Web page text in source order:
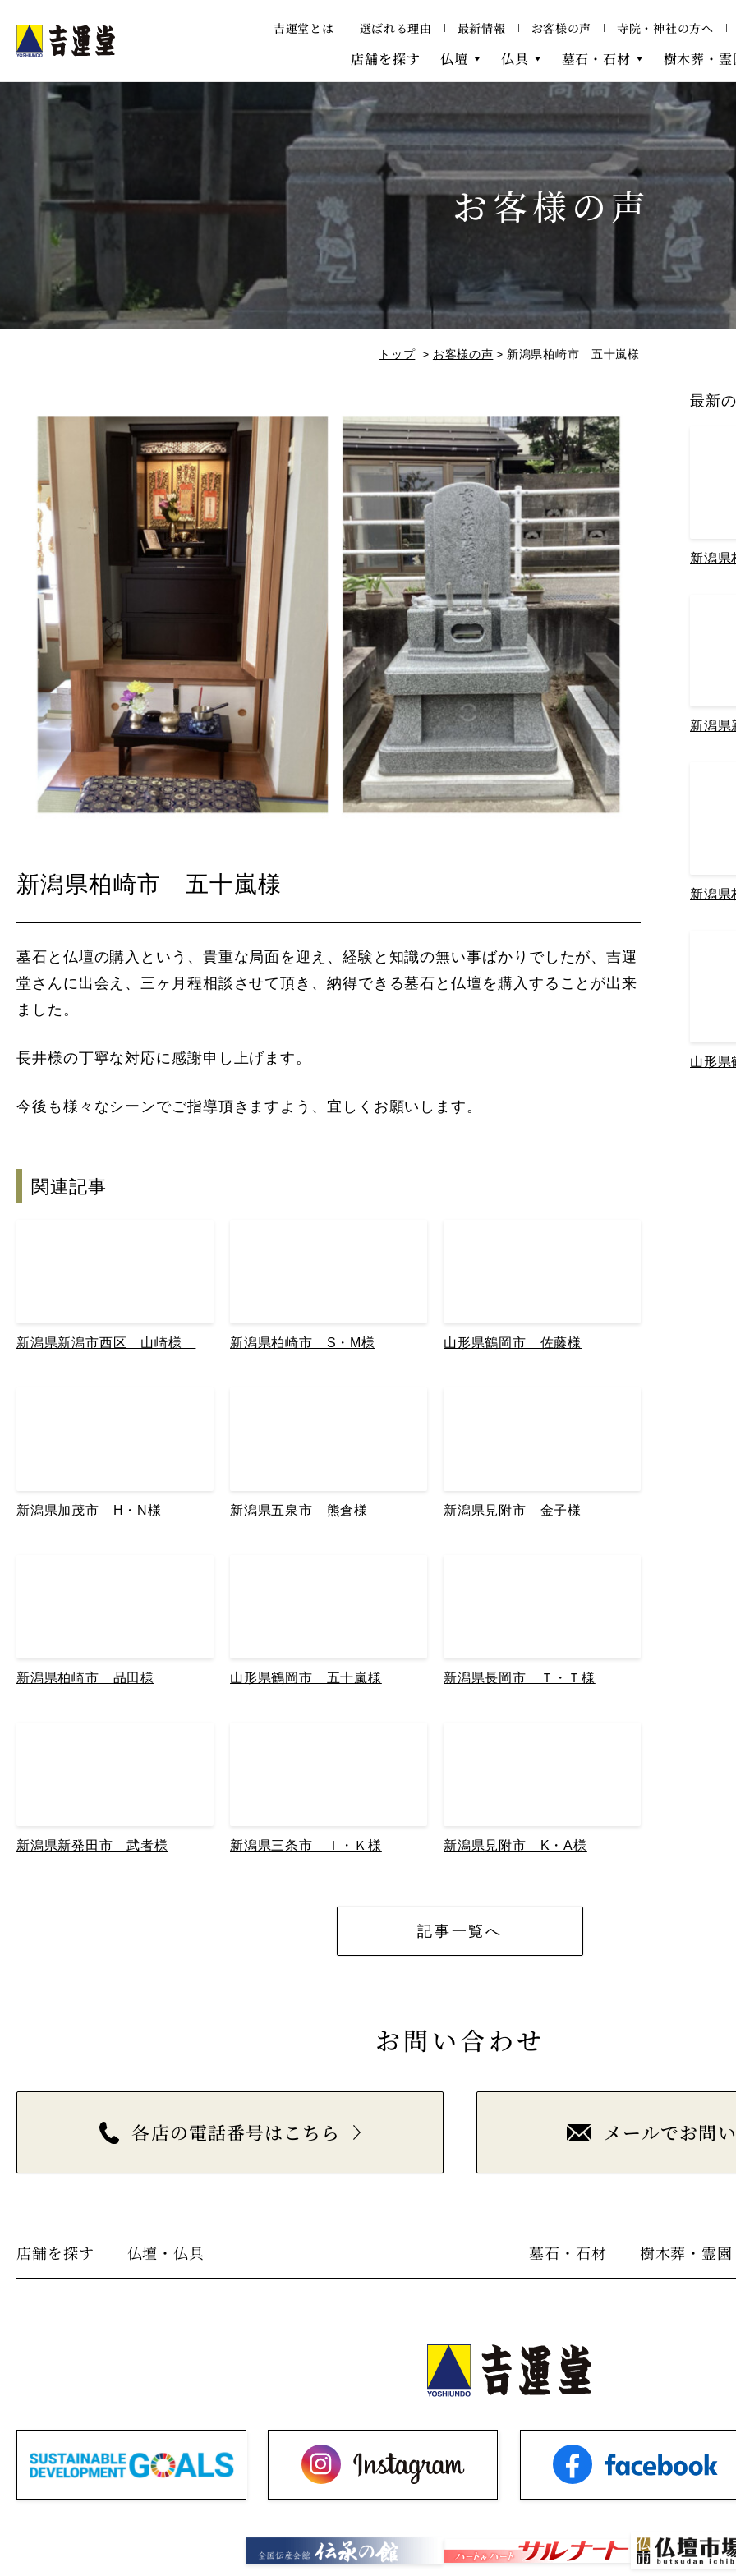
店舗を探す
仏壇 仏具 墓石・石材 樹木葬・霊
吉運堂とは 選ばれる理由 最新情報 お客様の声 寺院・神社の方へ
お客様の声
トップ お客様の声 新潟県柏崎市 五十嵐様
新潟県柏崎市 五十嵐様
墓石と仏壇の購入という、貴重な局面を迎え、経験と知識の無い事ばかりでしたが、吉運
堂さんに出会え、三ヶ月程相談させて頂き、納得できる墓石と仏壇を購入することが出来
ました。
長井様の丁寧な対応に感謝申し上げます。
今後も様々なシーンでご指導頂きますよう、宜しくお願いします。
関連記事
新潟県新潟市西区 山崎様 新潟県柏崎市 S・M様 山形県鶴岡市 佐藤様
新潟県加茂市 H・N様 新潟県五泉市 熊倉様 新潟県見附市 金子様
新潟県柏崎市 品田様 山形県鶴岡市 五十嵐様 新潟県長岡市 Ｔ・Ｔ様
新潟県新発田市 武者様 新潟県三条市 Ｉ・Ｋ様 新潟県見附市 K・A様
最新
新潟
新潟
新潟
山形
記事一覧へ
お問い合わせ
各店の電話番号はこちら メールでお問
店舗を探す 仏壇・仏具 墓石・石材 樹木葬・霊園